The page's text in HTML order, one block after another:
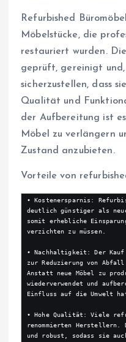
Refurbished
Möbelstücke, die
restauriert wurden.
geprüft, gereinigt
sicherzustellen, dass
Qualität und
der Aufbereitung ist
Möbel zu verlängern
Zustand anzubieten.
Vorteile von
• Kostenersparnis:
deutlich günstiger als neue
somit erhebliche
verzichten zu müssen.
• Nachhaltigkeit: Der
zur Reduzierung von Abfall
Anstatt neue Möbel zu
wiederverwendet und
Einfluss auf die Umwelt
• Hohe Qualität: Viele
renommierten
und robust, sodass sie